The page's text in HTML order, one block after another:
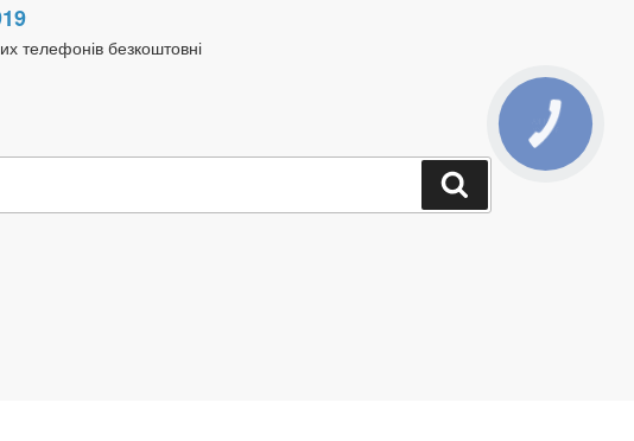
телефонів безкоштовні